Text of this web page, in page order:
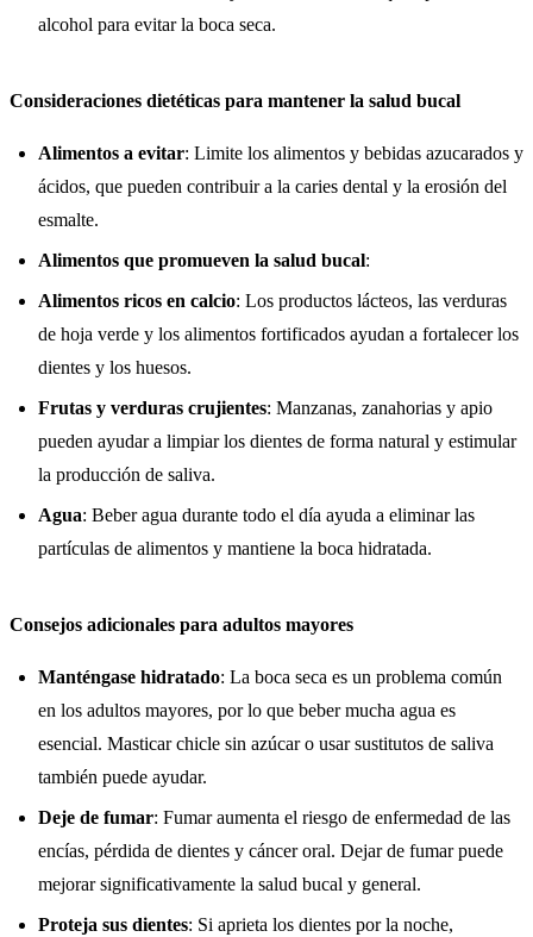
alcohol para evitar la boca seca.
Consideraciones dietéticas para mantener la salud bucal
Alimentos a evitar: Limite los alimentos y bebidas azucarados y
ácidos, que pueden contribuir a la caries dental y la erosión del
esmalte.
Alimentos que promueven la salud bucal:
Alimentos ricos en calcio: Los productos lácteos, las verduras
de hoja verde y los alimentos fortificados ayudan a fortalecer los
dientes y los huesos.
Frutas y verduras crujientes: Manzanas, zanahorias y apio
pueden ayudar a limpiar los dientes de forma natural y estimular
la producción de saliva.
Agua: Beber agua durante todo el día ayuda a eliminar las
partículas de alimentos y mantiene la boca hidratada.
Consejos adicionales para adultos mayores
Manténgase hidratado: La boca seca es un problema común
en los adultos mayores, por lo que beber mucha agua es
esencial. Masticar chicle sin azúcar o usar sustitutos de saliva
también puede ayudar.
Deje de fumar: Fumar aumenta el riesgo de enfermedad de las
encías, pérdida de dientes y cáncer oral. Dejar de fumar puede
mejorar significativamente la salud bucal y general.
Proteja sus dientes: Si aprieta los dientes por la noche,